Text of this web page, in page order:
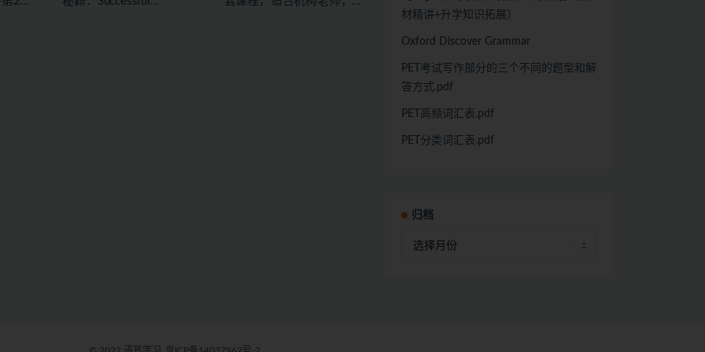
材精讲+升学知识拓展）
Oxford Discover Grammar
PET考试写作部分的三个不同的题型和解
答方式.pdf
PET高频词汇表.pdf
PET分类词汇表.pdf
归档